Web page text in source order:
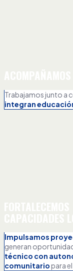
Trabajamos junto a
integran
Impulsamos
generan
técnico con
comunitariopara